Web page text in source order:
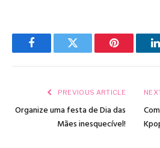
FacebookTwitter Pinterest
PREVIOUS ARTICLE
Organize uma festa de Dia das
Mães inesquecível!